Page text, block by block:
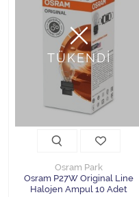
TÜKENDİ
Osram Park
Osram P27W Original Line
Halojen Ampul 10 Adet